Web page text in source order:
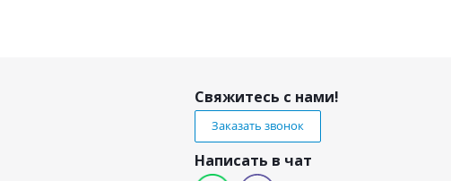
Свяжитесь с нами!
Заказать звонок
Написать в чат